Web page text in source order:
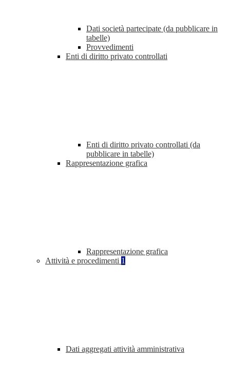
Dati società partecipate (da pubblicare in
tabelle)
Provvedimenti
Enti di diritto privato controllati
Enti di diritto privato controllati (da
pubblicare in tabelle)
Rappresentazione grafica
Rappresentazione grafica
Attività e procedimenti 1
Dati aggregati attività amministrativa